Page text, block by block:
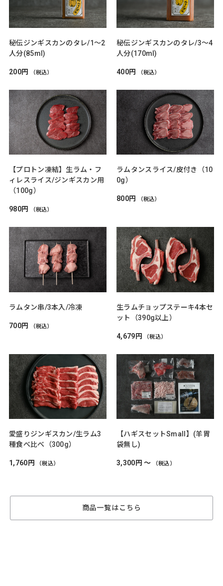
秘伝ジンギスカンのタレ/1～2
人分(85ml)
200円 （税込）
秘伝ジンギスカンのタレ/3～4
人分(170ml)
400円 （税込）
【プロトン凍結】生ラム・フ
ィレスライス/ジンギスカン用
（100g）
980円 （税込）
ラムタンスライス/皮付き（10
0g）
800円 （税込）
ラムタン串/3本入/冷凍
700円 （税込）
生ラムチョップステーキ4本セ
ット（390g以上）
4,679円 （税込）
愛盛りジンギスカン/生ラム3
種食べ比べ（300g）
1,760円 （税込）
【ハギスセットSmall】(羊胃
袋無し)
3,300円 ～ （税込）
商品一覧はこちら